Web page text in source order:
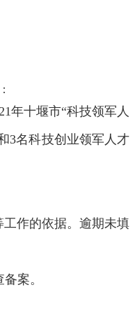
年十堰市“科技领军人
3名科技创业领军人才
作的依据。逾期未填
案。